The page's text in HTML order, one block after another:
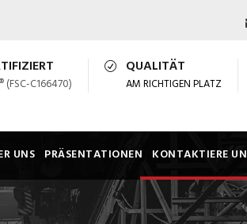
(FSC-C166470)
QUALITÄT
AM RICHTIGEN PLATZ
UNS PRÄSENTATIONEN KONTAKTIERE